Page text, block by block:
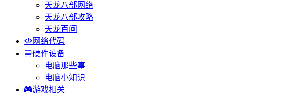
天龙八部网络
天龙八部攻略
天龙百问
网络代码
硬件设备
电脑那些事
电脑小知识
游戏相关